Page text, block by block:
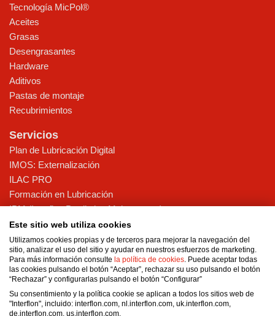
Tecnología MicPol®
Aceites
Grasas
Desengrasantes
Hardware
Aditivos
Pastas de montaje
Recubrimientos
Servicios
Plan de Lubricación Digital
IMOS: Externalización
ILAC PRO
Formación en Lubricación
IPM (Interflon Predictive Maintenance)
Implantación TPM
Diagnóstico telemático
Lubricación Automática
Sobre Nosotros
Certificaciones y sostenibilidad
Nuestros valores
Este sitio web utiliza cookies
Utilizamos cookies propias y de terceros para mejorar la navegación del
sitio, analizar el uso del sitio y ayudar en nuestros esfuerzos de marketing.
Para más información consulte la política de cookies. Puede aceptar todas
las cookies pulsando el botón “Aceptar”, rechazar su uso pulsando el botón
“Rechazar” y configurarlas pulsando el botón “Configurar”
Su consentimiento y la política cookie se aplican a todos los sitios web de
"Interflon", incluido: interflon.com, nl.interflon.com, uk.interflon.com,
de.interflon.com, us.interflon.com.